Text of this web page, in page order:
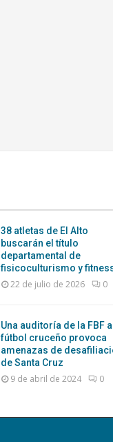
38 atletas de El Alto
buscarán el título
departamental de
fisicoculturismo y
22 de julio de 2026 0
Una auditoría de la FBF al
fútbol cruceño provoca
amenazas de
de Santa Cruz
9 de abril de 2024 0